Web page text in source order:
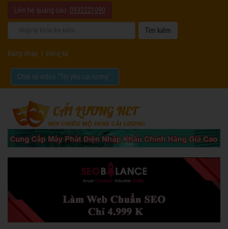
Liên hệ quảng cáo: 0932221090
Đăng nhập Đăng ký
Chia sẻ video "Tôi yêu cải lương".